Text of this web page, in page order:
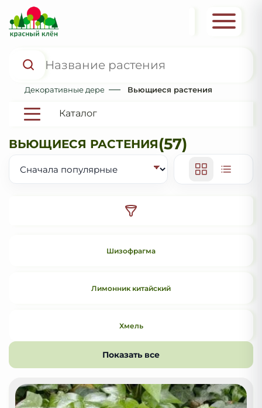
Декоративные деревья и кустарникиВьющиеся растения
Каталог
ВЬЮЩИЕСЯ РАСТЕНИЯ(57)
Шизофрагма
Лимонник китайский
Хмель
Показать все